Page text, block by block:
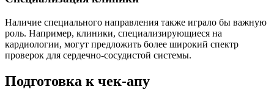
Наличие специального направления также играло бы важную
роль. Например, клиники, специализирующиеся на
кардиологии, могут предложить более широкий спектр
проверок для сердечно-сосудистой системы.
Подготовка к чек-апу